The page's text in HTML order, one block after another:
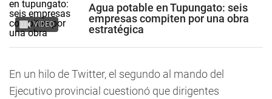
VIDEO
Agua potable en Tupungato: seis
empresas compiten por una obra
estratégica
En un hilo de Twitter, el segundo al mando del
Ejecutivo provincial cuestionó que dirigentes